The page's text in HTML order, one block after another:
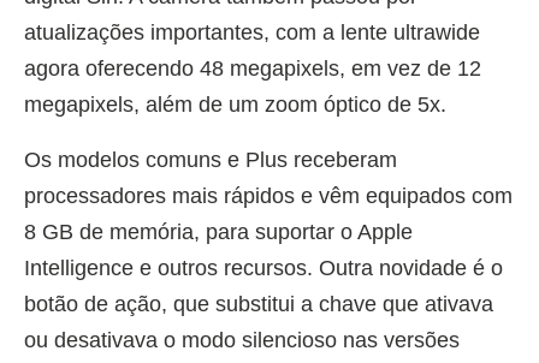
atualizações importantes, com a lente ultrawide
agora oferecendo 48 megapixels, em vez de 12
megapixels, além de um zoom óptico de 5x.
Os modelos comuns e Plus receberam
processadores mais rápidos e vêm equipados com
8 GB de memória, para suportar o Apple
Intelligence e outros recursos. Outra novidade é o
botão de ação, que substitui a chave que ativava
ou desativava o modo silencioso nas versões